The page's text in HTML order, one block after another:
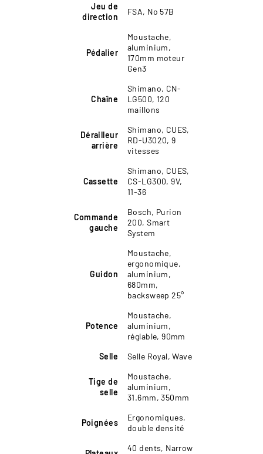
Jeu de
direction
FSA, No 57B
Pédalier
Moustache,
aluminium,
170mm moteur
Gen3
Chaîne
Shimano, CN-
LG500, 120
maillons
Dérailleur
arrière
Shimano, CUES,
RD-U3020, 9
vitesses
Cassette
Shimano, CUES,
CS-LG300, 9V,
11-36
Commande
gauche
Bosch, Purion
200, Smart
System
Guidon
Moustache,
ergonomique,
aluminium,
680mm,
backsweep 25°
Potence
Moustache,
aluminium,
réglable, 90mm
Selle
Selle Royal, Wave
Tige de
selle
Moustache,
aluminium,
31.6mm, 350mm
Poignées
Ergonomiques,
double densité
40 dents, Narrow